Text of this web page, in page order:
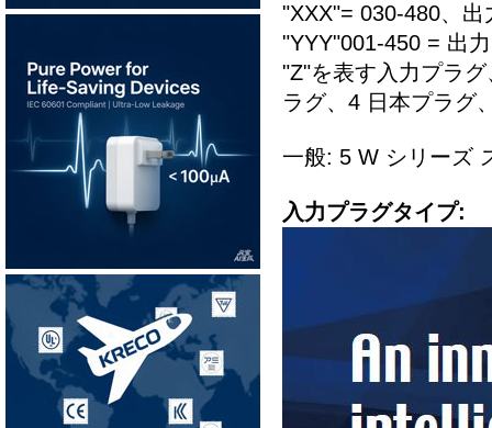
"XXX"= 030-480、
"YYY"001-450 = 出
"Z"を表す入力プラ
ラグ、4 日本プラグ
一般: 5 W シリーズ
入力プラグタイプ: